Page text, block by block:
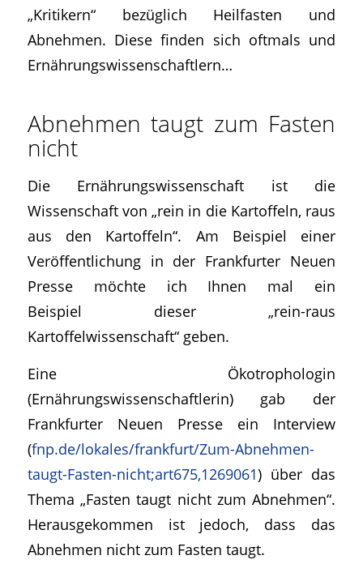
„Kritikern“ bezüglich Heilfasten und
Abnehmen. Diese finden sich oftmals und
Ernährungswissenschaftlern…
Abnehmen taugt zum Fasten
nicht
Die Ernährungswissenschaft ist die
Wissenschaft von „rein in die Kartoffeln, raus
aus den Kartoffeln“. Am Beispiel einer
Veröffentlichung in der Frankfurter Neuen
Presse möchte ich Ihnen mal ein
Beispiel dieser „rein-raus
Kartoffelwissenschaft“ geben.
Eine Ökotrophologin
(Ernährungswissenschaftlerin) gab der
Frankfurter Neuen Presse ein Interview
(fnp.de/lokales/frankfurt/Zum-Abnehmen-
taugt-Fasten-nicht;art675,1269061) über das
Thema „Fasten taugt nicht zum Abnehmen“.
Herausgekommen ist jedoch, dass das
Abnehmen nicht zum Fasten taugt.